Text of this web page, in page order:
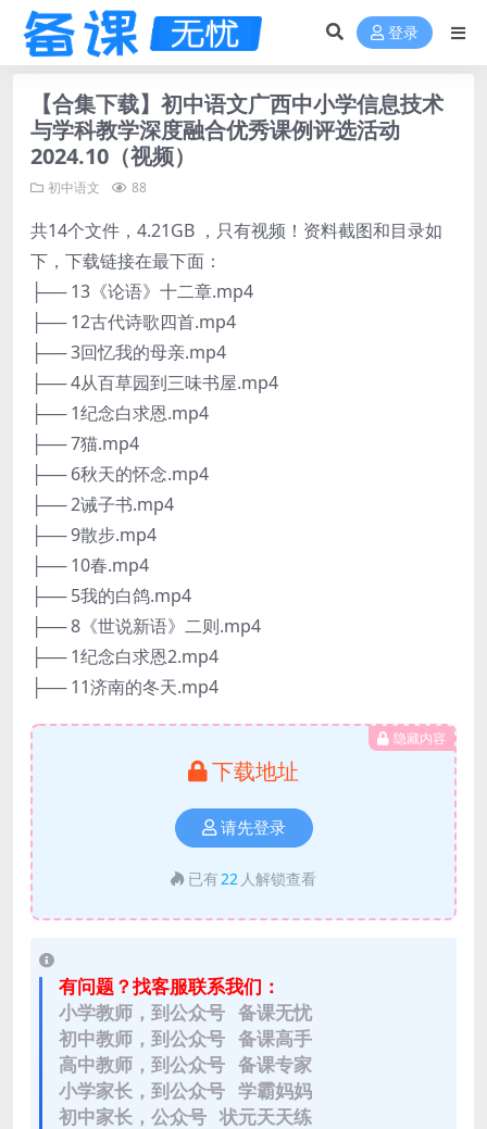
登录
【合集下载】初中语文广西中小学信息技术
与学科教学深度融合优秀课例评选活动
2024.10（视频）
初中语文 88
共14个文件，4.21GB ，只有视频！资料截图和目录如
下，下载链接在最下面：
├── 13《论语》十二章.mp4
├── 12古代诗歌四首.mp4
├── 3回忆我的母亲.mp4
├── 4从百草园到三味书屋.mp4
├── 1纪念白求恩.mp4
├── 7猫.mp4
├── 6秋天的怀念.mp4
├── 2诫子书.mp4
├── 9散步.mp4
├── 10春.mp4
├── 5我的白鸽.mp4
├── 8《世说新语》二则.mp4
├── 1纪念白求恩2.mp4
├── 11济南的冬天.mp4
隐藏内容
下载地址
请先登录
已有22 人解锁查看
有问题？找客服联系我们：
小学教师，到公众号 备课无忧
初中教师，到公众号 备课高手
高中教师，到公众号 备课专家
小学家长，到公众号 学霸妈妈
初中家长，公众号 状元天天练